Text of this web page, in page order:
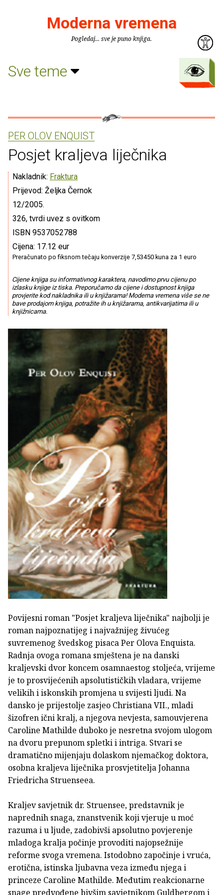
Moderna vremena
Pogledaj... sve je puno knjiga.
Sve teme
PER OLOV ENQUIST
Posjet kraljeva liječnika
Nakladnik: Fraktura
Prijevod: Željka Černok
12/2005.
326, tvrdi uvez s ovitkom
ISBN 9537052788
Cijena: 17.12 eur
Preračunato po fiksnom tečaju konverzije 7,53450 kuna za 1 euro
Cijene knjiga su informativnog karaktera, navodimo prvu cijenu po
izlasku knjige iz tiska. Preporučamo da cijene i dostupnost knjiga
provjerite kod nakladnika ili u knjižarama! Moderna vremena više se ne
bave prodajom knjiga, potražite ih u knjižarama, antikvarijatima ili u
knjižnicama.
Povijesni roman "Posjet kraljeva liječnika" najbolji je
roman najpoznatijeg i najvažnijeg živućeg
suvremenog švedskog pisaca Per Olova Enquista.
Radnja ovoga romana smještena je na danski
kraljevski dvor koncem osamnaestog stoljeća, vrijeme
je to prosvijećenih apsolutističkih vladara, vrijeme
velikih i iskonskih promjena u svijesti ljudi. Na
dansko je prijestolje zasjeo Christiana VII., mladi
šizofren ični kralj, a njegova nevjesta, samouvjerena
Caroline Mathilde duboko je nesretna svojom ulogom
na dvoru prepunom spletki i intriga. Stvari se
dramatično mijenjaju dolaskom njemačkog doktora,
osobna kraljeva liječnika prosvjetitelja Johanna
Friedricha Struenseea.
Kraljev savjetnik dr. Struensee, predstavnik je
naprednih snaga, znanstvenik koji vjeruje u moć
razuma i u ljude, zadobivši apsolutno povjerenje
mladoga kralja počinje provoditi najopsežnije
reforme svoga vremena. Istodobno započinje i vruća,
erotična, istinska ljubavna veza između njega i
princeze Caroline Mathilde. Međutim reakcionarne
snage predvođene bivšim savjetnikom Guldbergom i